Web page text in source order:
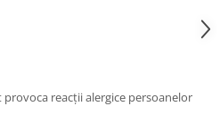
reacții alergice persoanelor